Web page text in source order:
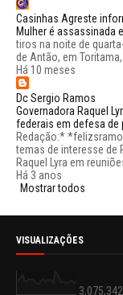
Casinhas Agreste
Mulher é assassinada
tiros na noite de
de Antão, em
Há 10 meses
Dc Sergio Ramos
Governadora Raquel
federais em defesa de
Redação:*
temas de interesse de
Raquel Lyra em reuniões
Há 3 anos
Mostrar todos
VISUALIZAÇÕES
3,075,342